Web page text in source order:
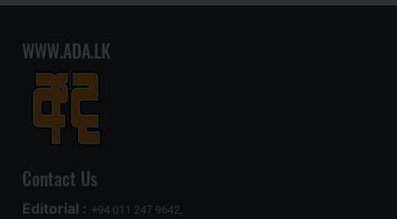
WWW.ADA.LK
Contact Us
Editorial : +94 011 247 9642,